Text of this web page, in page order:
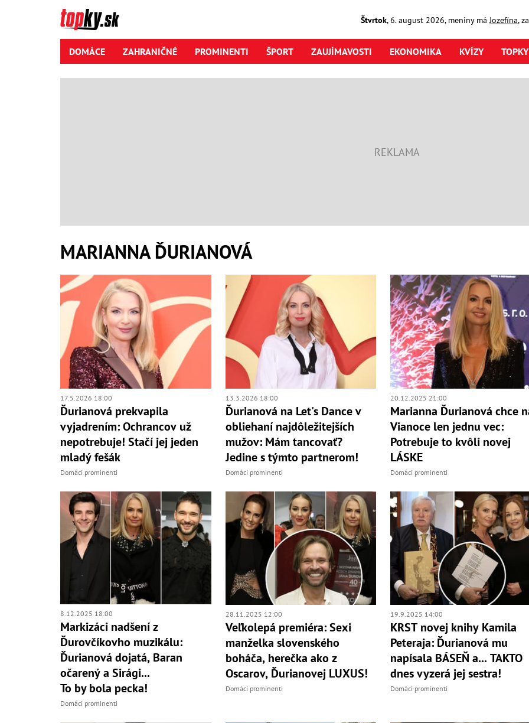
Štvrtok,6. august2026, meniny má Jozefína,
DOMÁCE ZAHRANIČNÉ PROMINENTI ŠPORT ZAUJÍMAVOSTI EKONOMIKA KVÍZY
MARIANNA ĎURIANOVÁ
17.5.2026 18:00
Ďurianová prekvapila
vyjadrením: Ochrancov už
nepotrebuje! Stačí jej jeden
mladý fešák
Domáci prominenti
13.3.2026 18:00
Ďurianová na Let's Dance v
obliehaní najdôležitejších
mužov: Mám tancovať?
Jedine s týmto partnerom!
Domáci prominenti
20.12.2025 21:00
Marianna Ďurianová chce
Vianoce len jednu vec:
Potrebuje to kvôli novej
LÁSKE
Domáci prominenti
8.12.2025 18:00
Markizáci nadšení z
Ďurovčíkovho muzikálu:
Ďurianová dojatá, Baran
očarený a Sirági...
To by bola pecka!
Domáci prominenti
28.11.2025 12:00
Veľkolepá premiéra: Sexi
manželka slovenského
boháča, herečka ako z
Oscarov, Ďurianovej LUXUS!
Domáci prominenti
19.9.2025 14:00
KRST novej knihy Kamila
Peteraja: Ďurianová mu
napísala BÁSEŇ a... TAKTO
dnes vyzerá jej sestra!
Domáci prominenti